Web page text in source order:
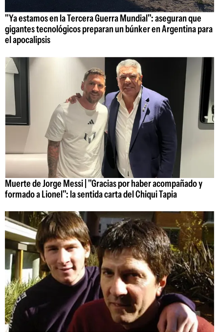
"Ya estamos en la Tercera Guerra Mundial": aseguran que
gigantes tecnológicos preparan un búnker en Argentina para
el apocalipsis
Muerte de Jorge Messi | "Gracias por haber acompañado y
formado a Lionel": la sentida carta del Chiqui Tapia